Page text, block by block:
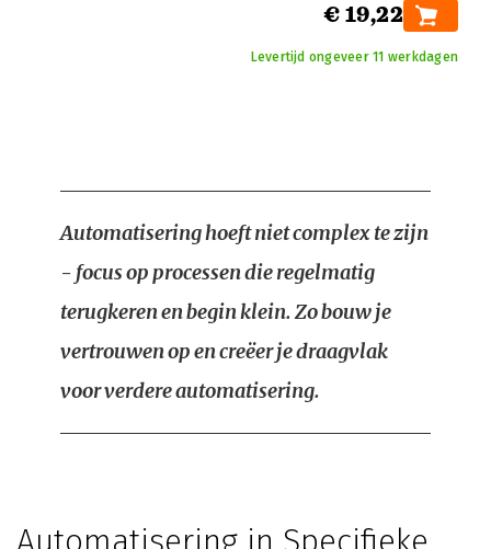
€ 19,22
Levertijd ongeveer 11 werkdagen
Automatisering hoeft niet complex te zijn
- focus op processen die regelmatig
terugkeren en begin klein. Zo bouw je
vertrouwen op en creëer je draagvlak
voor verdere automatisering.